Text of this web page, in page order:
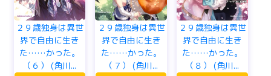
２９歳独身は異世
界で自由に生き
た……かった。
（６） (角川...
２９歳独身は異世
界で自由に生き
た……かった。
（７） (角川...
２９歳独身は異世
界で自由に生き
た……かった。
（８） (角川...